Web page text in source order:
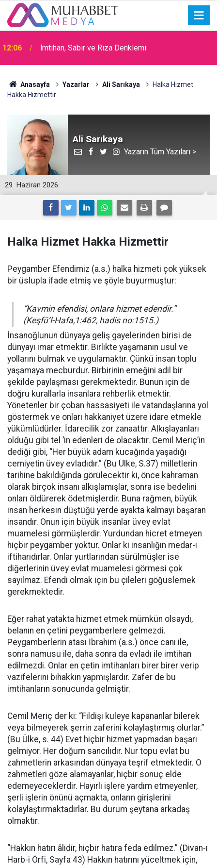
15:30 Okullarda Cami Açılması Laikliğe Aykırıymış!
Anasayfa Yazarlar Ali Sarıkaya
Halka Hizmet
Hakka Hizmettir
Ali Sarıkaya
Yazarın Tüm Yazıları >
29 Haziran 2026
Halka Hizmet Hakka Hizmettir
Peygamber Efendimiz (a.s.) halka hizmeti çok yüksek
bir üslupla ifade etmiş ve şöyle buyurmuştur:
“Kavmin efendisi, onlara hizmet edendir.”
(Keşfü’l-Hafa,1:462, hadis no:1515.)
İnsanoğlunun dünyaya geliş gayelerinden birisi de
dünyayı imar etmektir. Birlikte yaşamanın usul ve
yollarını bulmak ve uygulamaktır. Çünkü insan toplu
yaşamaya mecburdur. Birbirinin emeğini adil bir
şekilde paylaşması gerekmektedir. Bunun için de
doğru kurallarla insanlara rehberlik etmektir.
Yönetenler bir çoban hassasiyeti ile vatandaşlarına yol
göstermek ve onları hakkaniyet üzere idare etmekle
yükümlüdürler. İdarecilik zor zanaattır. Alkışlayanları
olduğu gibi tel ’in edenleri de olacaktır. Cemil Meriç’in
dediği gibi, “Her büyük adam kucağında yaşadığı
cemiyetin üvey evladıdır.” (Bu Ülke, S.37) milletlerin
tarihine bakıldığında görülecektir ki, önce kahraman
olarak birçok insanı alkışlamışlar, sonra ise bedelini
onları öldürerek ödetmişlerdir. Buna rağmen, büyük
insan herkesin düştüğü yerde ayakta kalmayı başaran
insandır. Onun için büyük insanlar üvey evlat
muamelesi görmüşlerdir. Yurdundan hicret etmeyen
hiçbir peygamber yoktur. Onlar ki insanlığın medar-ı
iftiharıdırlar. Onlar yurtlarından sürülmüşler ise
diğerlerinin üvey evlat muamelesi görmesi çok
sayılmaz. Efendi olmak için bu çileleri göğüslemek
gerekmektedir.
Eğer rahat yatakta hizmet etmek mümkün olsaydı,
belanın en çetini peygamberlere gelmezdi.
Peygamberlerin atası İbrahim (a.s.) önce canı ile,
sonra namusu ile, daha sonra da evladı ile imtihan
edilmezdi. Onlar en çetin imtihanları birer birer verip
vazifelerini bihakkın yapmışlardır. Zafer de bu
imtihanların sonucunda gelmiştir.
Cemil Meriç der ki: “Fildişi kuleye kapananlar bilerek
veya bilmeyerek şerrin zaferini kolaylaştırmış olurlar.”
(Bu Ülke, s. 44) Evet hiçbir hizmet yapmadan başarı
gelmiyor. Her doğum sancılıdır. Nur topu evlat bu
zahmetlerin arkasından dünyaya teşrif etmektedir. O
zahmetleri göze alamayanlar, hiçbir sonuç elde
edemeyeceklerdir. Hayırlı işlere yardım etmeyenler,
şerli işlerin önünü açmakta, onların girişlerini
kolaylaştırmaktadırlar. Bu durum şeytana arkadaş
olmaktır.
“Hakkın hatırı âlidir, hiçbir hatıra feda edilmez.” (Divan-ı
Harb-i Örfi, Sayfa 43) Hakkın hatırını yüceltmek için,